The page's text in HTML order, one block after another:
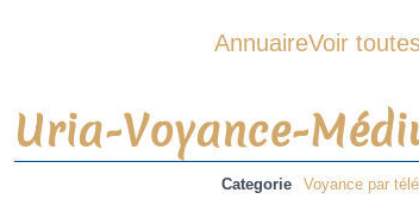
AnnuaireVoir
Uria-Voyance-
Categorie Voyance par